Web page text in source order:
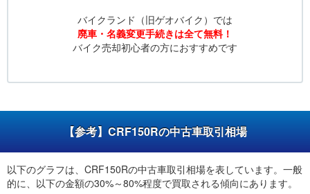
バイクランド（旧ゲオバイク）では
廃車・名義変更手続きは全て無料！
バイク売却初心者の方におすすめです
【参考】CRF150Rの中古車取引相場
以下のグラフは、CRF150Rの中古車取引相場を表しています。一般
的に、以下の金額の30%～80%程度で買取される傾向にあります。